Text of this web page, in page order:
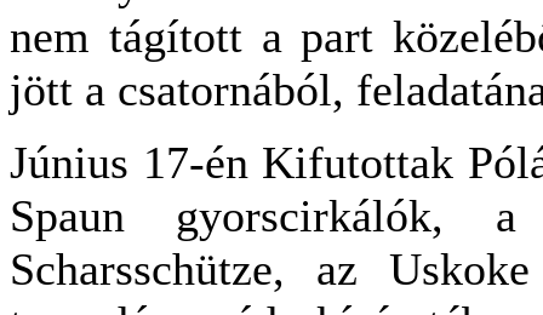
nem tágított a part
jött a csatornából,
Június 17-én Kifutottak
Spaun gyorscirkálók,
Scharsschütze, az